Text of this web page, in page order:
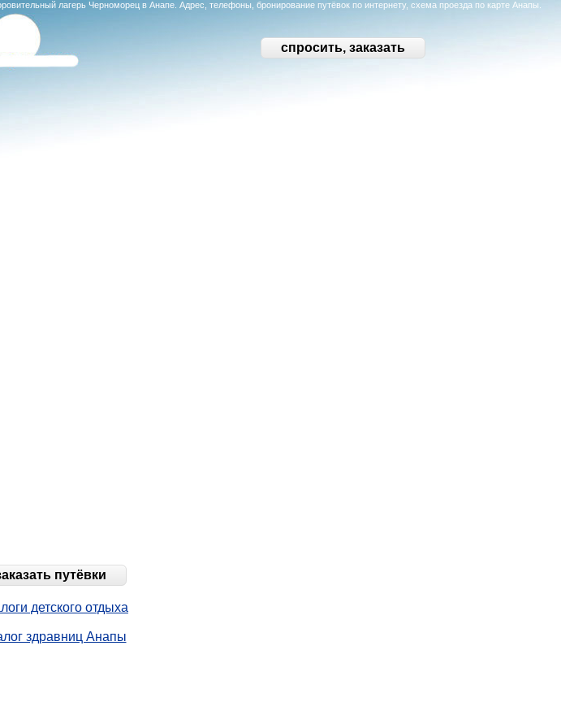
лагерь Черноморец в Анапе. Адрес, телефоны, бронирование путёвок по интернету, схема проезда по карте Анапы.
спросить, заказать
путёвки
детского отдыха
здравниц Анапы